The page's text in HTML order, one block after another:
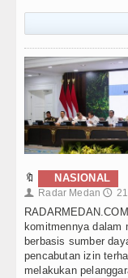
🔖 NASIONAL
👤 Radar Medan 🕔
komitmennya dalam
berbasis sumber
pencabutan izin
melakukan